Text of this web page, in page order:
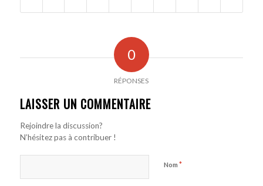
0
RÉPONSES
LAISSER UN COMMENTAIRE
Rejoindre la discussion?
N’hésitez pas à contribuer !
Nom *